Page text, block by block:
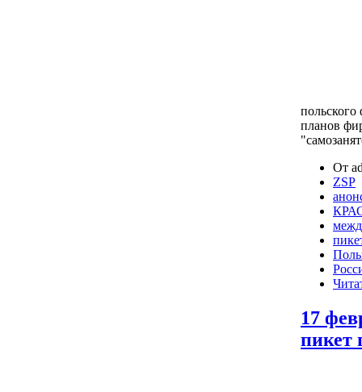
планов
От
ZSP
17
пикет